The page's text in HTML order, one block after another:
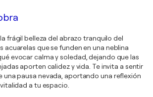
frágil belleza del abrazo tranquilo del
acuarelas que se funden en una neblina
evocar calma y soledad, dejando que las
aporten calidez y vida. Te invita a sentir
una pausa nevada, aportando una reflexión
a tu espacio.